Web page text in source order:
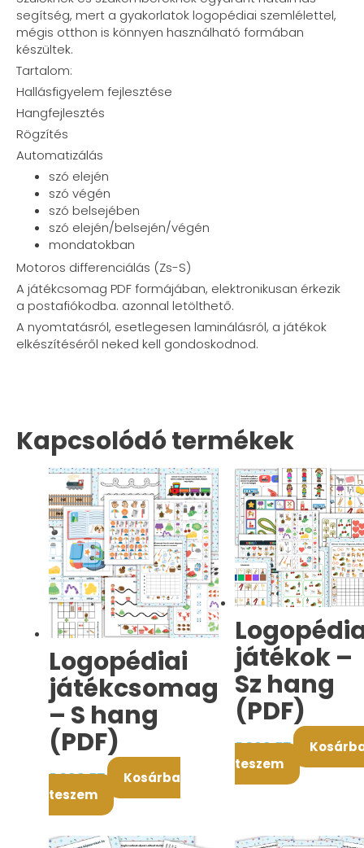
segítség, mert a gyakorlatok logopédiai szemlélettel,
mégis otthon is könnyen használható formában
készültek.
Tartalom:
Hallásfigyelem fejlesztése
Hangfejlesztés
Rögzítés
Automatizálás
szó elején
szó végén
szó belsejében
szó elején/belsején/végén
mondatokban
Motoros differenciálás (Zs-S)
A játékcsomag PDF formájában, elektronikusan érkezik
a postafiókodba. azonnal letölthető.
A nyomtatásról, esetlegesen laminálásról, a játékok
elkészítéséről neked kell gondoskodnod.
Kapcsolódó termékek
Logopédiai
játékcsomag
– S hang
(PDF)
5.900FT
Kosárba
teszem
játékok –
Sz hang
(PDF)
5.900FT
teszem